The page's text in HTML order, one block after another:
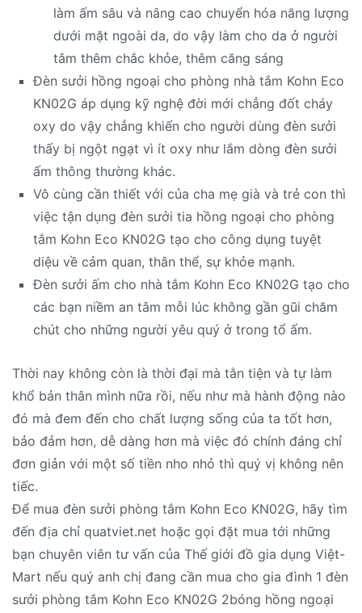
làm ấm sâu và nâng cao chuyển hóa năng lượng
dưới mặt ngoài da, do vậy làm cho da ở người
tắm thêm chắc khỏe, thêm căng sáng
Đèn sưởi hồng ngoại cho phòng nhà tắm Kohn Eco
KN02G áp dụng kỹ nghệ đời mới chẳng đốt cháy
oxy do vậy chẳng khiến cho người dùng đèn sưởi
thấy bị ngột ngạt vì ít oxy như lắm dòng đèn sưởi
ấm thông thường khác.
Vô cùng cần thiết với của cha mẹ già và trẻ con thì
việc tận dụng đèn sưởi tia hồng ngoại cho phòng
tắm Kohn Eco KN02G tạo cho công dụng tuyệt
diệu về cảm quan, thân thể, sự khỏe mạnh.
Đèn sưởi ấm cho nhà tắm Kohn Eco KN02G tạo cho
các bạn niềm an tâm mỗi lúc không gần gũi chăm
chút cho những người yêu quý ở trong tổ ấm.
Thời nay không còn là thời đại mà tằn tiện và tự làm
khổ bản thân mình nữa rồi, nếu như mà hành động nào
đó mà đem đến cho chất lượng sống của ta tốt hơn,
bảo đảm hơn, dễ dàng hơn mà việc đó chính đáng chỉ
đơn giản với một số tiền nho nhỏ thì quý vị không nên
tiếc.
Để mua đèn sưởi phòng tắm Kohn Eco KN02G, hãy tìm
đến địa chỉ quatviet.net hoặc gọi đặt mua tới những
bạn chuyên viên tư vấn của Thế giới đồ gia dụng Việt-
Mart nếu quý anh chị đang cần mua cho gia đình 1 đèn
sưởi phòng tắm Kohn Eco KN02G 2bóng hồng ngoại